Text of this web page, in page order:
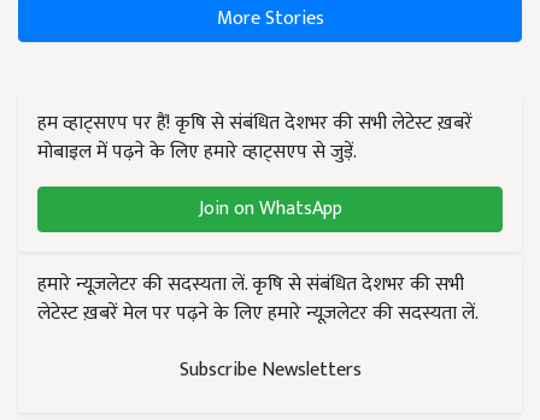
More Stories
हम व्हाट्सएप पर हैं! कृषि से संबंधित देशभर की सभी लेटेस्ट ख़बरें
मोबाइल में पढ़ने के लिए हमारे व्हाट्सएप से जुड़ें.
Join on WhatsApp
हमारे न्यूज़लेटर की सदस्यता लें. कृषि से संबंधित देशभर की सभी
लेटेस्ट ख़बरें मेल पर पढ़ने के लिए हमारे न्यूज़लेटर की सदस्यता लें.
Subscribe Newsletters